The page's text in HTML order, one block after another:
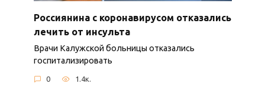
Россиянина с коронавирусом отказались
лечить от инсульта
Врачи Калужской больницы отказались
госпитализировать
0 1.4к.